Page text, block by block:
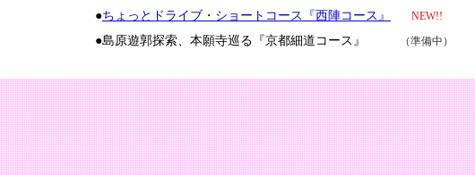
●ちょっとドライブ・ショートコース『西陣コース』 NEW!!
●島原遊郭探索、本願寺巡る『京都細道コース』 （準備中）